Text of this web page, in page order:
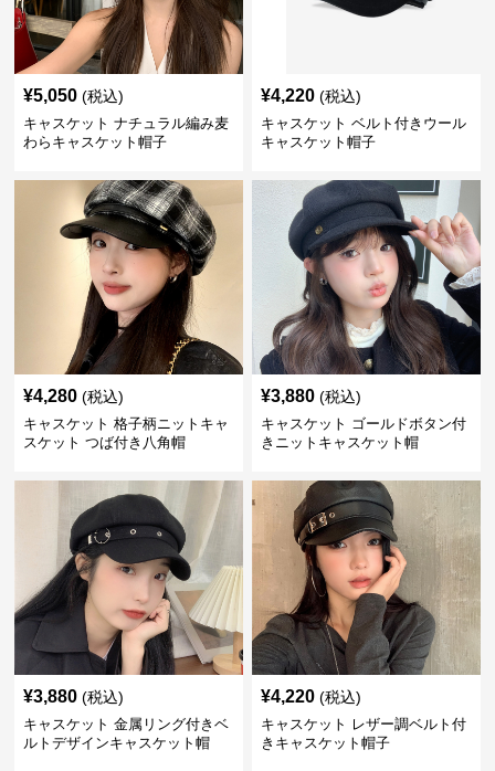
¥5,050 (税込)
キャスケット ナチュラル編み麦
わらキャスケット帽子
¥4,220 (税込)
キャスケット ベルト付きウール
キャスケット帽子
¥4,280 (税込)
キャスケット 格子柄ニットキャ
スケット つば付き八角帽
¥3,880 (税込)
キャスケット ゴールドボタン付
きニットキャスケット帽
¥3,880 (税込)
キャスケット 金属リング付きベ
ルトデザインキャスケット帽
¥4,220 (税込)
キャスケット レザー調ベルト付
きキャスケット帽子